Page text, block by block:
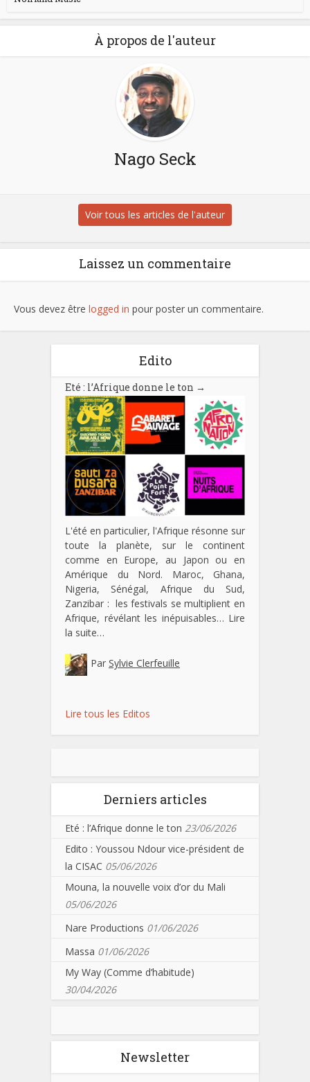
À propos de l'auteur
Nago Seck
Voir tous les articles de l'auteur
Laissez un commentaire
Vous devez être logged in pour poster un commentaire.
Edito
Eté : l’Afrique donne le ton →
L'été en particulier, l'Afrique résonne sur
toute la planète, sur le continent
comme en Europe, au Japon ou en
Amérique du Nord. Maroc, Ghana,
Nigeria, Sénégal, Afrique du Sud,
Zanzibar : les festivals se multiplient en
Afrique, révélant les inépuisables… Lire
la suite…
Par Sylvie Clerfeuille
Lire tous les Editos
Derniers articles
Eté : l’Afrique donne le ton 23/06/2026
Edito : Youssou Ndour vice-président de
la CISAC 05/06/2026
Mouna, la nouvelle voix d’or du Mali
05/06/2026
Nare Productions 01/06/2026
Massa 01/06/2026
My Way (Comme d’habitude)
30/04/2026
Newsletter